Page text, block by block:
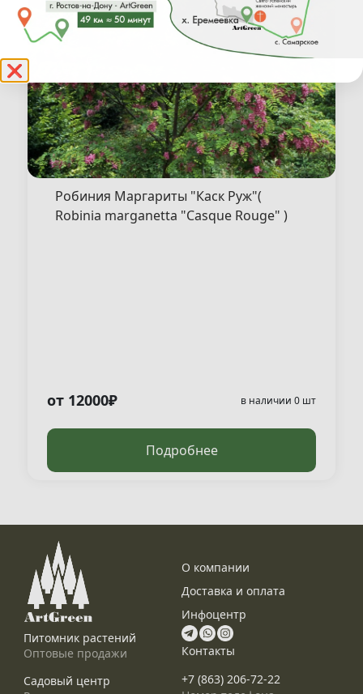
❌
Робиния Маргариты "Каск Руж"(
Robinia marganetta "Casque Rouge" )
от 12000₽ в наличии 0 шт
Подробнее
Питомник растений
Оптовые продажи
Садовый центр
О компании
Доставка и оплата
Инфоцентр
Контакты
+7 (863) 206-72-22